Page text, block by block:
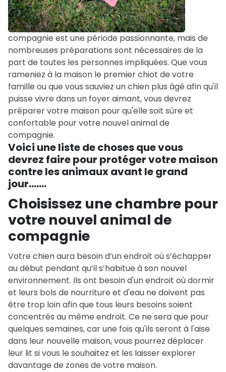
compagnie est une période passionnante, mais de
nombreuses préparations sont nécessaires de la
part de toutes les personnes impliquées. Que vous
rameniez à la maison le premier chiot de votre
famille ou que vous sauviez un chien plus âgé afin qu'il
puisse vivre dans un foyer aimant, vous devrez
préparer votre maison pour qu'elle soit sûre et
confortable pour votre nouvel animal de
compagnie.
Voici une liste de choses que vous
devrez faire pour protéger votre maison
contre les animaux avant le grand
jour.......
Choisissez une chambre pour
votre nouvel animal de
compagnie
Votre chien aura besoin d’un endroit où s’échapper
au début pendant qu’il s’habitue à son nouvel
environnement. Ils ont besoin d'un endroit où dormir
et leurs bols de nourriture et d'eau ne doivent pas
être trop loin afin que tous leurs besoins soient
concentrés au même endroit. Ce ne sera que pour
quelques semaines, car une fois qu'ils seront à l'aise
dans leur nouvelle maison, vous pourrez déplacer
leur lit si vous le souhaitez et les laisser explorer
davantage de zones de votre maison.